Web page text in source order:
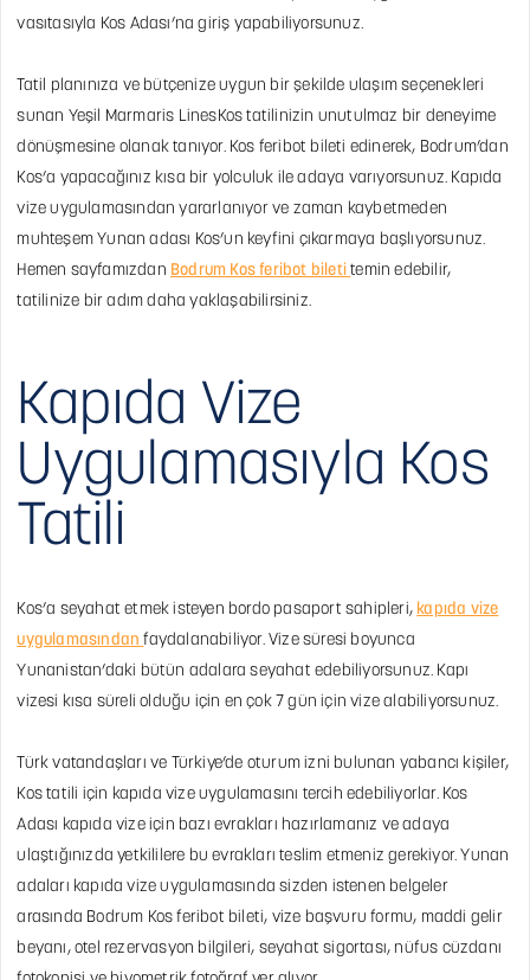
vasıtasıyla Kos Adası’na giriş yapabiliyorsunuz.
Tatil planınıza ve bütçenize uygun bir şekilde ulaşım seçenekleri
sunan Yeşil Marmaris LinesKos tatilinizin unutulmaz bir deneyime
dönüşmesine olanak tanıyor. Kos feribot bileti edinerek, Bodrum’dan
Kos’a yapacağınız kısa bir yolculuk ile adaya varıyorsunuz. Kapıda
vize uygulamasından yararlanıyor ve zaman kaybetmeden
muhteşem Yunan adası Kos’un keyfini çıkarmaya başlıyorsunuz.
Hemen sayfamızdan Bodrum Kos feribot biletitemin edebilir,
tatilinize bir adım daha yaklaşabilirsiniz.
Kapıda Vize
Uygulamasıyla Kos
Tatili
Kos’a seyahat etmek isteyen bordo pasaport sahipleri, kapıda vize
uygulamasındanfaydalanabiliyor. Vize süresi boyunca
Yunanistan’daki bütün adalara seyahat edebiliyorsunuz. Kapı
vizesi kısa süreli olduğu için en çok 7 gün için vize alabiliyorsunuz.
Türk vatandaşları ve Türkiye’de oturum izni bulunan yabancı kişiler,
Kos tatili için kapıda vize uygulamasını tercih edebiliyorlar. Kos
Adası kapıda vize için bazı evrakları hazırlamanız ve adaya
ulaştığınızda yetkililere bu evrakları teslim etmeniz gerekiyor. Yunan
adaları kapıda vize uygulamasında sizden istenen belgeler
arasında Bodrum Kos feribot bileti, vize başvuru formu, maddi gelir
beyanı, otel rezervasyon bilgileri, seyahat sigortası, nüfus cüzdanı